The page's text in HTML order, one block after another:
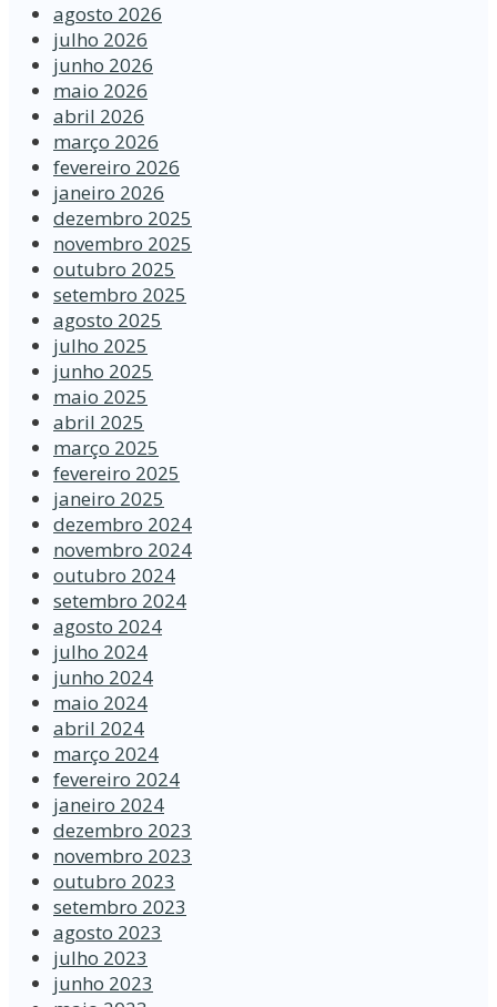
agosto 2026
julho 2026
junho 2026
maio 2026
abril 2026
março 2026
fevereiro 2026
janeiro 2026
dezembro 2025
novembro 2025
outubro 2025
setembro 2025
agosto 2025
julho 2025
junho 2025
maio 2025
abril 2025
março 2025
fevereiro 2025
janeiro 2025
dezembro 2024
novembro 2024
outubro 2024
setembro 2024
agosto 2024
julho 2024
junho 2024
maio 2024
abril 2024
março 2024
fevereiro 2024
janeiro 2024
dezembro 2023
novembro 2023
outubro 2023
setembro 2023
agosto 2023
julho 2023
junho 2023